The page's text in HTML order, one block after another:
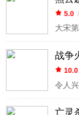
5.0 /
战争
10.0
令人
亡灵